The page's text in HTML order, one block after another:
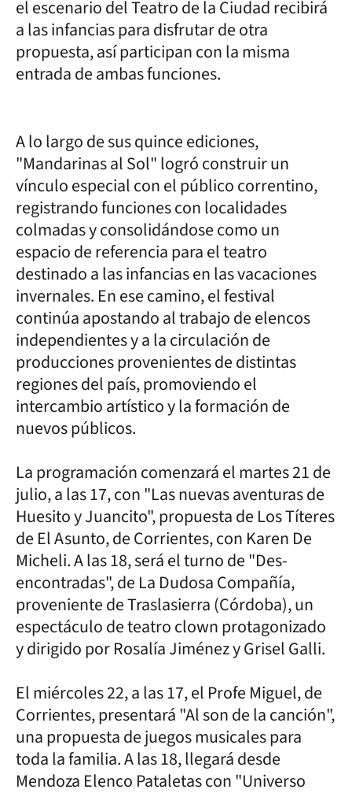
el escenario del Teatro de la Ciudad recibirá
a las infancias para disfrutar de otra
propuesta, así participan con la misma
entrada de ambas funciones.
A lo largo de sus quince ediciones,
"Mandarinas al Sol" logró construir un
vínculo especial con el público correntino,
registrando funciones con localidades
colmadas y consolidándose como un
espacio de referencia para el teatro
destinado a las infancias en las vacaciones
invernales. En ese camino, el festival
continúa apostando al trabajo de elencos
independientes y a la circulación de
producciones provenientes de distintas
regiones del país, promoviendo el
intercambio artístico y la formación de
nuevos públicos.
La programación comenzará el martes 21 de
julio, a las 17, con "Las nuevas aventuras de
Huesito y Juancito", propuesta de Los Títeres
de El Asunto, de Corrientes, con Karen De
Micheli. A las 18, será el turno de "Des-
encontradas", de La Dudosa Compañía,
proveniente de Traslasierra (Córdoba), un
espectáculo de teatro clown protagonizado
y dirigido por Rosalía Jiménez y Grisel Galli.
El miércoles 22, a las 17, el Profe Miguel, de
Corrientes, presentará "Al son de la canción",
una propuesta de juegos musicales para
toda la familia. A las 18, llegará desde
Mendoza Elenco Pataletas con "Universo